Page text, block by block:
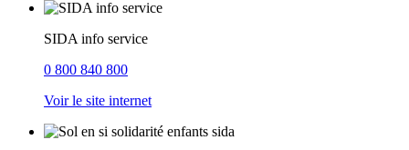
SIDA info service
0 800 840 800
Voir le site internet